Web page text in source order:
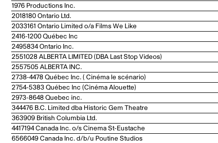
1976 Productions Inc.
2018180 Ontario Ltd.
2033161 Ontario Limited o/a Films We Like
2416-1200 Québec Inc
2495834 Ontario Inc.
2551028 ALBERTA LIMITED (DBA Last Stop Videos)
2557505 ALBERTA INC.
2738-4478 Québec Inc. ( Cinéma le scénario)
2754-5383 Québec Inc (Cinéma Alouette)
2973-8648 Quebec inc.
344476 B.C. Limited dba Historic Gem Theatre
363909 British Columbia Ltd.
4417194 Canada Inc. o/s Cinema St-Eustache
6566049 Canada Inc. d/b/u Poutine Studios